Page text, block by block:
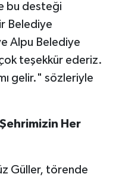
bu desteği
Belediye
Alpu Belediye
çok teşekkür ederiz.
gelir." sözleriyle
Her
Güller, törende